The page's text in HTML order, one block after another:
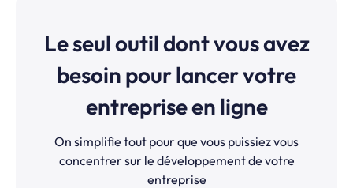
Le seul outil dont vous avez
besoin pour lancer votre
entreprise en ligne
On simplifie tout pour que vous puissiez vous
concentrer sur le développement de votre
entreprise